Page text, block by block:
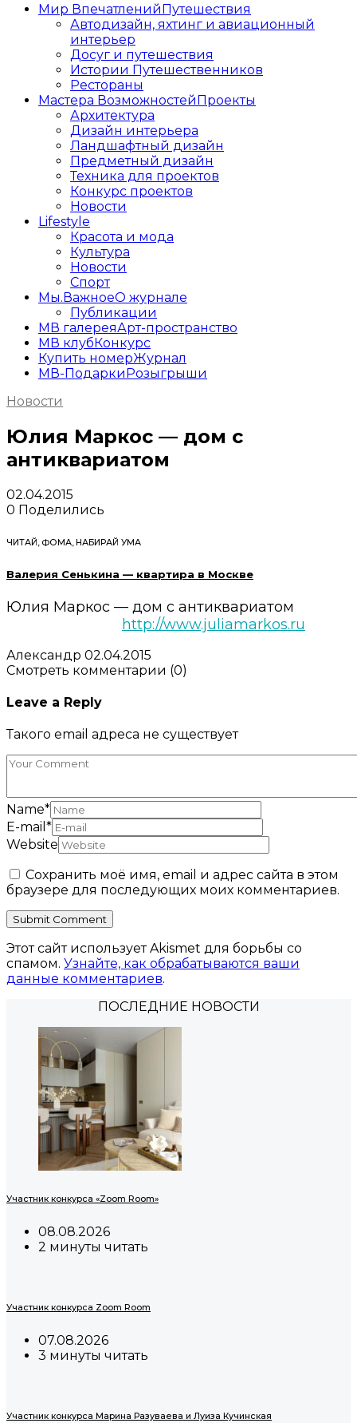
Мир ВпечатленийПутешествия
Автодизайн, яхтинг и авиационный
интерьер
Досуг и путешествия
Истории Путешественников
Рестораны
Мастера ВозможностейПроекты
Архитектура
Дизайн интерьера
Ландшафтный дизайн
Предметный дизайн
Техника для проектов
Конкурс проектов
Новости
Lifestyle
Красота и мода
Культура
Новости
Спорт
Мы.ВажноеО журнале
Публикации
МВ галереяАрт-пространство
МВ клубКонкурс
Купить номерЖурнал
МВ-ПодаркиРозыгрыши
Новости
Юлия Маркос — дом с
антиквариатом
02.04.2015
0 Поделились
ЧИТАЙ, ФОМА, НАБИРАЙ УМА
Валерия Сенькина — квартира в Москве
Юлия Маркос — дом с антиквариатом
http://www.juliamarkos.ru
Александр 02.04.2015
Смотреть комментарии (0)
Leave a Reply
Такого email адреса не существует
Name*
E-mail *
Website
Сохранить моё имя, email и адрес сайта в этом
браузере для последующих моих комментариев.
Этот сайт использует Akismet для борьбы со
спамом. Узнайте, как обрабатываются ваши
данные комментариев.
ПОСЛЕДНИЕ НОВОСТИ
Участник конкурса «Zoom Room»
08.08.2026
2 минуты читать
Участник конкурса Zoom Room
07.08.2026
3 минуты читать
Участник конкурса Марина Разуваева и Луиза Кучинская